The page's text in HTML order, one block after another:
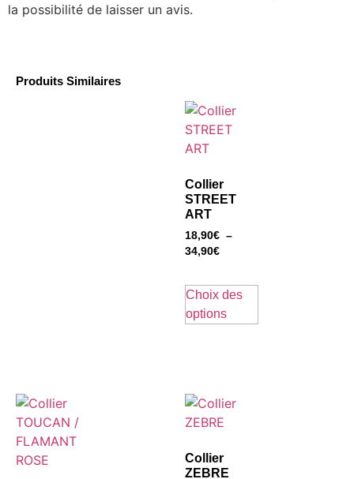
la possibilité de laisser un avis.
Produits Similaires
Collier
STREET
ART
18,90€ –
34,90€
Choix des
options
Collier
ZEBRE